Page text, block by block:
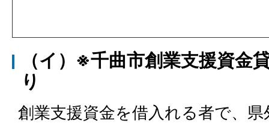
（イ）※千曲市創業支援資金
り
創業支援資金を借入れる者で、